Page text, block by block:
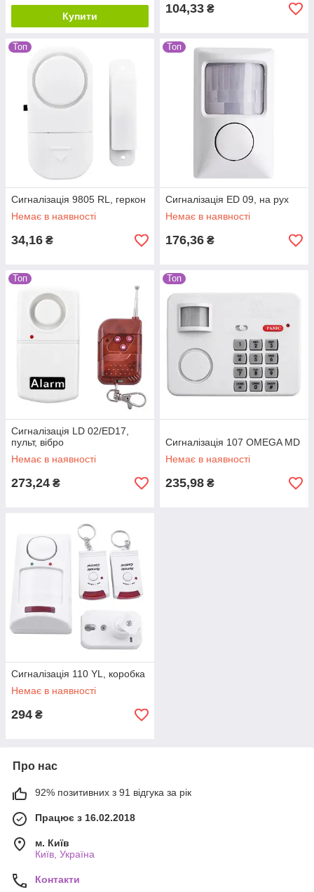
Купити
104,33 ₴
Топ
Сигналізація 9805 RL, геркон
Немає в наявності
34,16 ₴
Топ
Сигналізація ED 09, на рух
Немає в наявності
176,36 ₴
Топ
Сигналізація LD 02/ED17,
пульт, вібро
Немає в наявності
273,24 ₴
Топ
Сигналізація 107 OMEGA MD
Немає в наявності
235,98 ₴
Сигналізація 110 YL, коробка
Немає в наявності
294 ₴
Про нас
92% позитивних з 91 відгука за рік
Працює з 16.02.2018
м. Київ
Київ, Україна
Контакти